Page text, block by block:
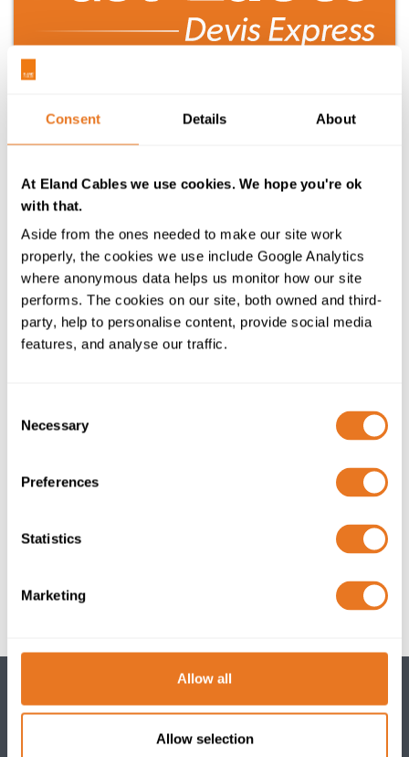
Consent Details About
At Eland Cables we use cookies. We hope you're ok
with that.
Aside from the ones needed to make our site work
properly, the cookies we use include Google Analytics
where anonymous data helps us monitor how our site
performs. The cookies on our site, both owned and third-
party, help to personalise content, provide social media
features, and analyse our traffic.
Selection
Necessary
Preferences
Statistics
Marketing
Allow all
Allow selection
Votre devis sur mesure directement dans votre boîte
Votre panier est actuellement vide
Besoin d'aide?
+44 20 7241 8740
international@elandcables.com
Câble CSA 22.2 n°210-11
Retour à l'aperçu